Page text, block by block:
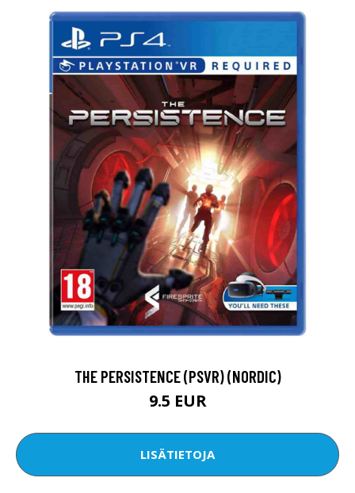
THE PERSISTENCE (PSVR) (NORDIC)
9.5 EUR
LISÄTIETOJA